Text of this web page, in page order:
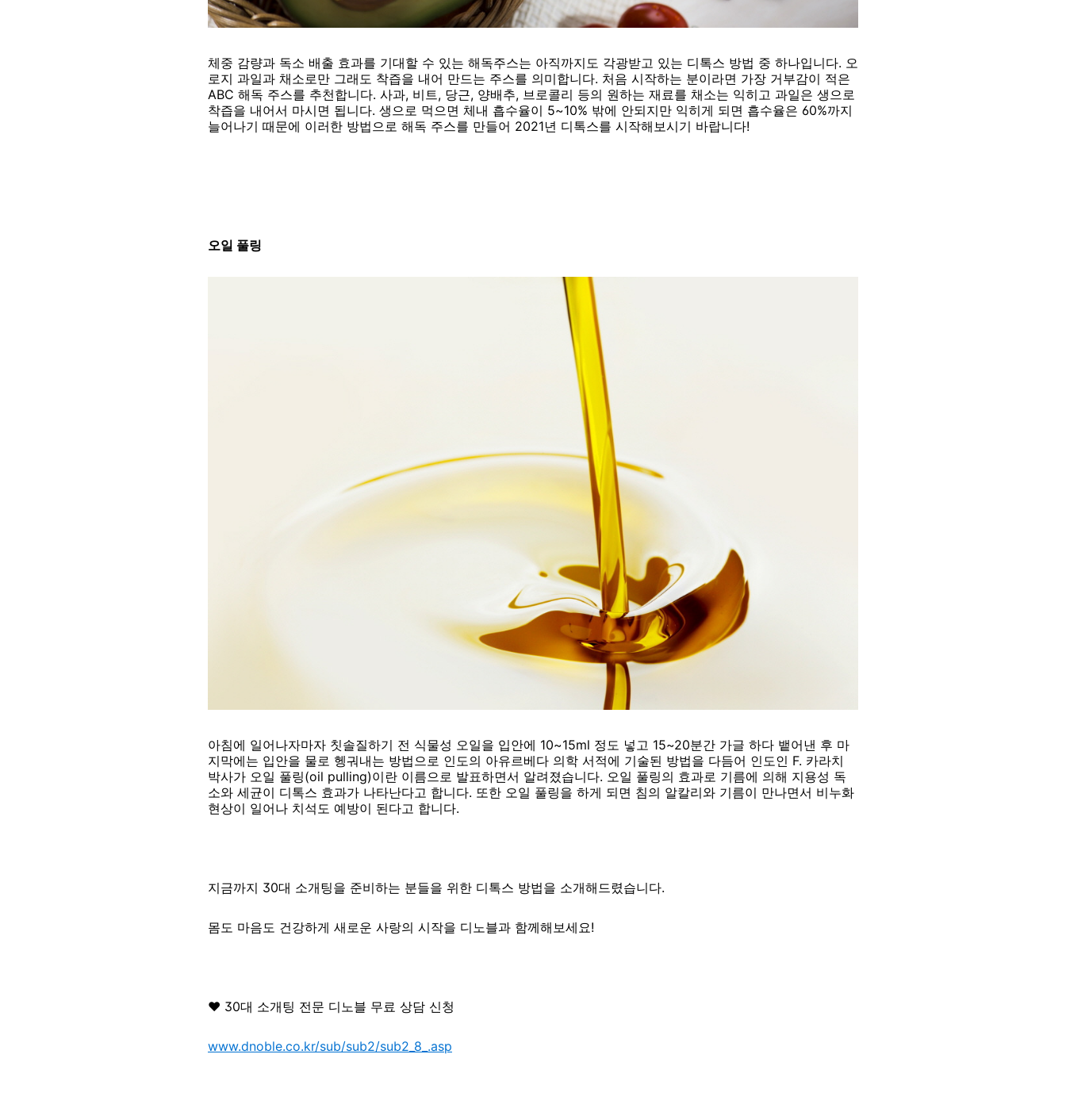
체중 감량과 독소 배출 효과를 기대할 수 있는 해독주스는 아직까지도 각광받고 있는 디톡스 방법 중 하나입니다. 오
로지 과일과 채소로만 그래도 착즙을 내어 만드는 주스를 의미합니다. 처음 시작하는 분이라면 가장 거부감이 적은
ABC 해독 주스를 추천합니다. 사과, 비트, 당근, 양배추, 브로콜리 등의 원하는 재료를 채소는 익히고 과일은 생으로
착즙을 내어서 마시면 됩니다. 생으로 먹으면 체내 흡수율이 5~10% 밖에 안되지만 익히게 되면 흡수율은 60%까지
늘어나기 때문에 이러한 방법으로 해독 주스를 만들어 2021년 디톡스를 시작해보시기 바랍니다!
오일 풀링
아침에 일어나자마자 칫솔질하기 전 식물성 오일을 입안에 10~15ml 정도 넣고 15~20분간 가글 하다 뱉어낸 후 마
지막에는 입안을 물로 헹궈내는 방법으로 인도의 아유르베다 의학 서적에 기술된 방법을 다듬어 인도인 F. 카라치
박사가 오일 풀링(oil pulling)이란 이름으로 발표하면서 알려졌습니다. 오일 풀링의 효과로 기름에 의해 지용성 독
소와 세균이 디톡스 효과가 나타난다고 합니다. 또한 오일 풀링을 하게 되면 침의 알칼리와 기름이 만나면서 비누화
현상이 일어나 치석도 예방이 된다고 합니다.
지금까지 30대 소개팅을 준비하는 분들을 위한 디톡스 방법을 소개해드렸습니다.
몸도 마음도 건강하게 새로운 사랑의 시작을 디노블과 함께해보세요!
♥ 30대 소개팅 전문 디노블 무료 상담 신청
www.dnoble.co.kr/sub/sub2/sub2_8_.asp